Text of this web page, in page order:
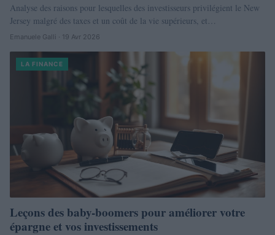
Analyse des raisons pour lesquelles des investisseurs privilégient le New
Jersey malgré des taxes et un coût de la vie supérieurs, et…
Emanuele Galli · 19 Avr 2026
LA FINANCE
Leçons des baby-boomers pour améliorer votre
épargne et vos investissements